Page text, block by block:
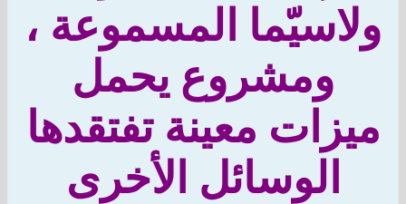
المسموعة ،
ومشروع يحمل
معينة تفتقدها
الوسائل الأخرى